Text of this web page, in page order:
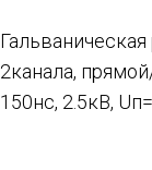
2канала,
150нс, 2.5кВ,